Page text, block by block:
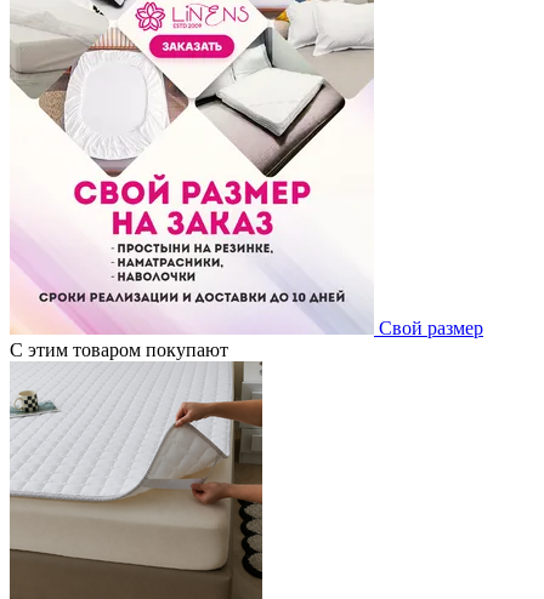
Свой размер
С этим товаром покупают